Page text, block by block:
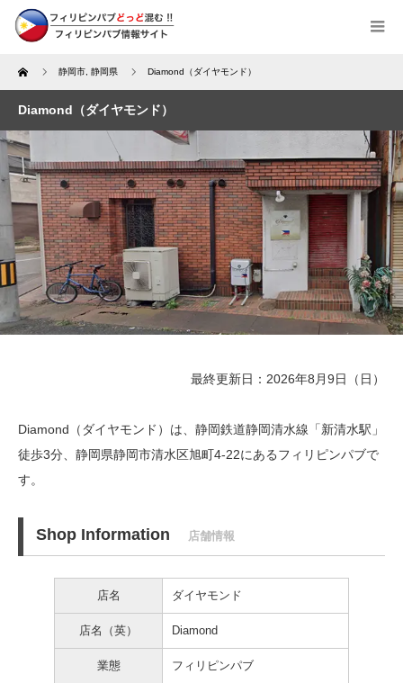
Home 静岡市 静岡県 Diamond（ダイヤモンド）
Diamond（ダイヤモンド）
最終更新日：2026年8月9日（日）
Diamond（ダイヤモンド）は、静岡鉄道静岡清水線「新清水駅」
徒歩3分、 静岡県静岡市清水区旭町4-22にあるフィリピンパブで
す。
Shop Information 店舗情報
店名 ダイヤモンド
店名（英） Diamond
業態 フィリピンパブ